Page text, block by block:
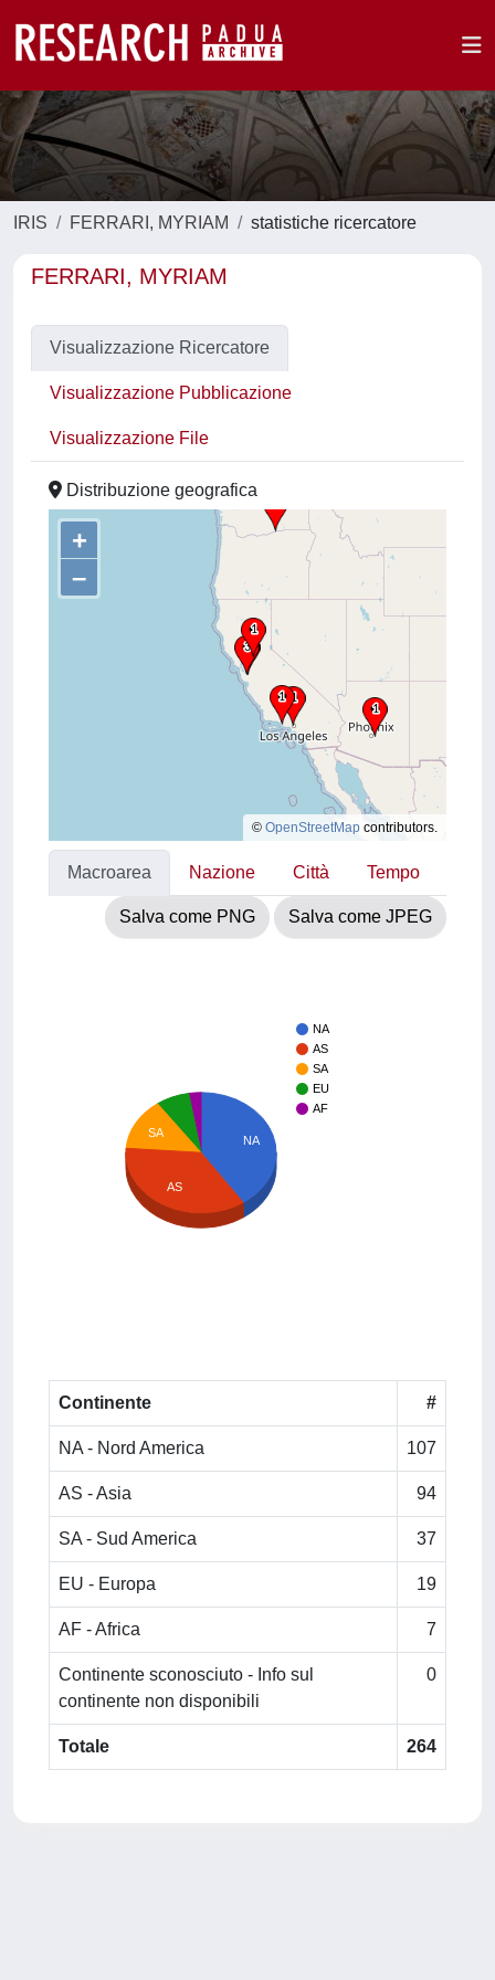
IRIS FERRARI, MYRIAM statistiche ricercatore
FERRARI, MYRIAM
Visualizzazione Ricercatore
Visualizzazione Pubblicazione
Visualizzazione File
Distribuzione geografica
+
–
© OpenStreetMap contributors.
Macroarea Nazione Città Tempo
Salva come PNG Salva come JPEG
NA
AS
SA
EU
AF
NA
SA
AS
Continente #
NA - Nord America 107
AS - Asia 94
SA - Sud America 37
EU - Europa 19
AF - Africa 7
Continente sconosciuto - Info sul
continente non disponibili
0
Totale 264